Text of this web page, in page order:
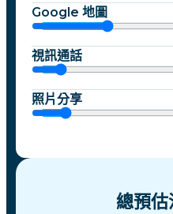
Google 地圖
視訊通話
照片分享
總預